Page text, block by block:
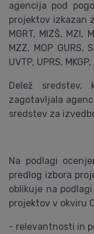
agencija pod
projektov izkazan
MGRT, MIZŠ, MZI,
MZZ, MOP GURS,
UVTP, UPRS,
Delež
zagotavljala
sredstev za
Na podlagi
predlog izbora
oblikuje na
projektov v okviru
- relevantnosti in